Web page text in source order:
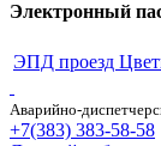
Электронный
ЭПД проезд
Аварийно-
+7(383) 383-58-58